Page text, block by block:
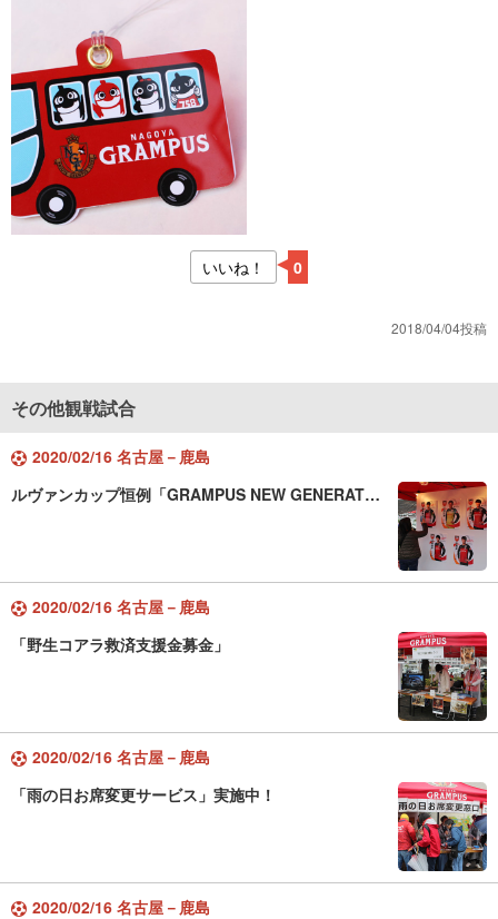
いいね！ 0
2018/04/04投稿
その他観戦試合
2020/02/16 名古屋－鹿島
ルヴァンカップ恒例「GRAMPUS NEW GENERAT…
2020/02/16 名古屋－鹿島
「野生コアラ救済支援金募金」
2020/02/16 名古屋－鹿島
「雨の日お席変更サービス」実施中！
2020/02/16 名古屋－鹿島